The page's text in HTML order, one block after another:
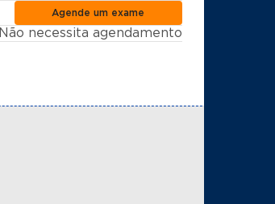
Agende um exame
Não necessita agendamento